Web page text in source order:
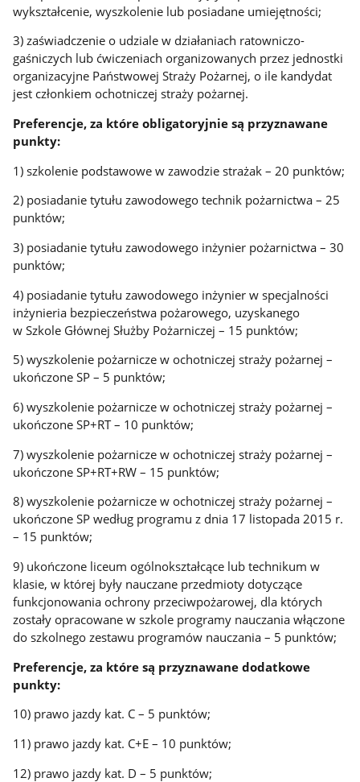
wykształcenie, wyszkolenie lub posiadane umiejętności;
3) zaświadczenie o udziale w działaniach ratowniczo-
gaśniczych lub ćwiczeniach organizowanych przez jednostki
organizacyjne Państwowej Straży Pożarnej, o ile kandydat
jest członkiem ochotniczej straży pożarnej.
Preferencje, za które obligatoryjnie są przyznawane
punkty:
1) szkolenie podstawowe w zawodzie strażak – 20 punktów;
2) posiadanie tytułu zawodowego technik pożarnictwa – 25
punktów;
3) posiadanie tytułu zawodowego inżynier pożarnictwa – 30
punktów;
4) posiadanie tytułu zawodowego inżynier w specjalności
inżynieria bezpieczeństwa pożarowego, uzyskanego
w Szkole Głównej Służby Pożarniczej – 15 punktów;
5) wyszkolenie pożarnicze w ochotniczej straży pożarnej –
ukończone SP – 5 punktów;
6) wyszkolenie pożarnicze w ochotniczej straży pożarnej –
ukończone SP+RT – 10 punktów;
7) wyszkolenie pożarnicze w ochotniczej straży pożarnej –
ukończone SP+RT+RW – 15 punktów;
8) wyszkolenie pożarnicze w ochotniczej straży pożarnej –
ukończone SP według programu z dnia 17 listopada 2015 r.
– 15 punktów;
9) ukończone liceum ogólnokształcące lub technikum w
klasie, w której były nauczane przedmioty dotyczące
funkcjonowania ochrony przeciwpożarowej, dla których
zostały opracowane w szkole programy nauczania włączone
do szkolnego zestawu programów nauczania – 5 punktów;
Preferencje, za które są przyznawane dodatkowe
punkty:
10) prawo jazdy kat. C – 5 punktów;
11) prawo jazdy kat. C+E – 10 punktów;
12) prawo jazdy kat. D – 5 punktów;